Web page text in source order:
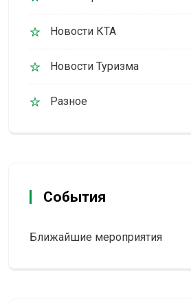
Новости КТА
Новости Туризма
Разное
События
Ближайшие мероприятия